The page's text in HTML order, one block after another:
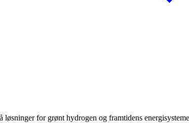
for grønt hydrogen og framtidens